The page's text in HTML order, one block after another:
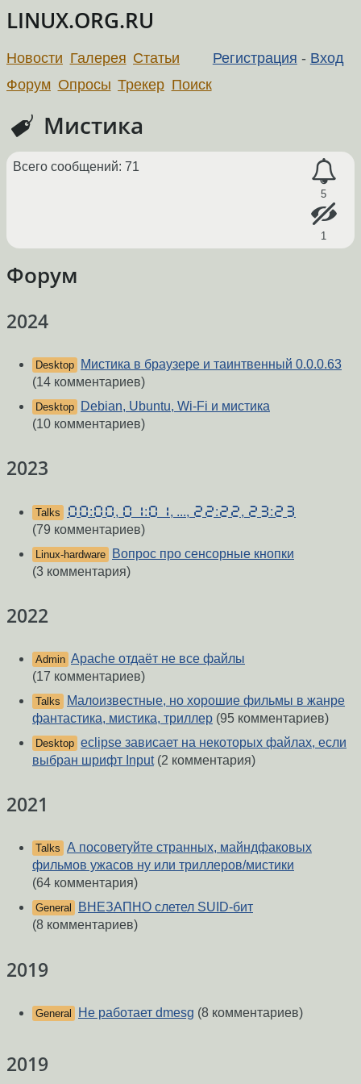
LINUX.ORG.RU
Регистрация - Вход
Новости Галерея Статьи
Форум Опросы Трекер Поиск
Мистика
5
1
Всего сообщений: 71
Форум
2024
Desktop
Мистика в браузере и таинтвенный 0.0.0.63
(14 комментариев)
Desktop
Debian, Ubuntu, Wi-Fi и мистика
(10 комментариев)
2023
Talks
🯰🯰:🯰🯰, 🯰🯱:🯰🯱, ..., 🯲🯲:🯲🯲, 🯲🯳:🯲🯳
(79 комментариев)
Linux-hardware
Вопрос про сенсорные кнопки
(3 комментария)
2022
Admin Apache отдаёт не все файлы
(17 комментариев)
Talks
Малоизвестные, но хорошие фильмы в жанре
фантастика, мистика, триллер (95 комментариев)
Desktop eclipse зависает на некоторых файлах, если
выбран шрифт Input(2 комментария)
2021
Talks А посоветуйте странных, майндфаковых
фильмов ужасов ну или триллеров/мистики
(64 комментария)
General
ВНЕЗАПНО слетел SUID-бит
(8 комментариев)
2019
General Не работает dmesg (8 комментариев)
2019